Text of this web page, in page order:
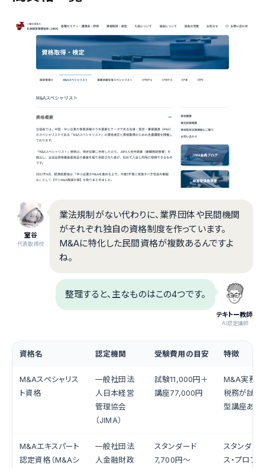
室谷
代表取締役
業法規制がない代わりに、業界団体や民間機関
がそれぞれ独自の資格制度を作っています。
M&Aに特化した民間資格が複数あるんですよ
ね。
テキトー教師
.AI認定講師
整理すると、主なものはこの4つです。
資格名 認定機関 受験費用の目安 特徴
M&Aスペシャリス
ト資格
一般社団法
人日本経営
管理協会
（JIMA）
試験11,000円＋
講座77,000円
M&A実務・
税務が試験
型講座あり
M&Aエキスパート
認定資格（M&Aシ
一般社団法
人金融財政
スタンダード
7,700円〜
スタンダー
ス・プロフ